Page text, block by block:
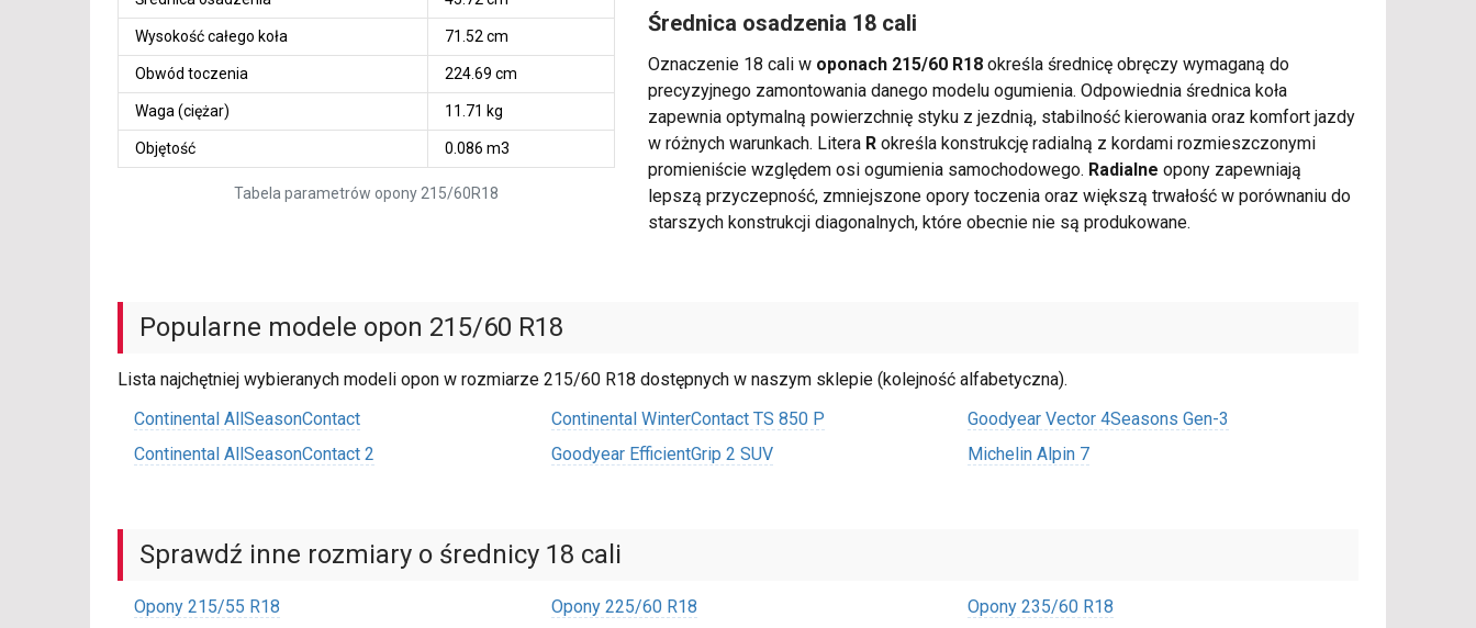
Tabela parametrów opony 215/60R18
Wysokość całego koła 71.52 cm
Obwód toczenia 224.69 cm
Waga (ciężar) 11.71 kg
Objętość 0.086 m3
Średnica osadzenia 18 cali
Oznaczenie 18 cali w oponach 215/60 R18 określa średnicę obręczy wymaganą do
precyzyjnego zamontowania danego modelu ogumienia. Odpowiednia średnica koła
zapewnia optymalną powierzchnię styku z jezdnią, stabilność kierowania oraz komfort jazdy
w różnych warunkach. Litera R określa konstrukcję radialną z kordami rozmieszczonymi
promieniście względem osi ogumienia samochodowego. Radialne opony zapewniają
lepszą przyczepność, zmniejszone opory toczenia oraz większą trwałość w porównaniu do
starszych konstrukcji diagonalnych, które obecnie nie są produkowane.
Popularne modele opon 215/60 R18
Lista najchętniej wybieranych modeli opon w rozmiarze 215/60 R18 dostępnych w naszym sklepie (kolejność alfabetyczna).
Continental AllSeasonContact
Continental AllSeasonContact 2
Continental WinterContact TS 850 P
Goodyear EfficientGrip 2 SUV
Goodyear Vector 4Seasons Gen-3
Michelin Alpin 7
Sprawdź inne rozmiary o średnicy 18 cali
Opony 215/55 R18 Opony 225/60 R18 Opony 235/60 R18